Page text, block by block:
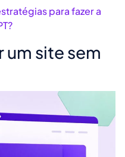
para fazer a
site sem